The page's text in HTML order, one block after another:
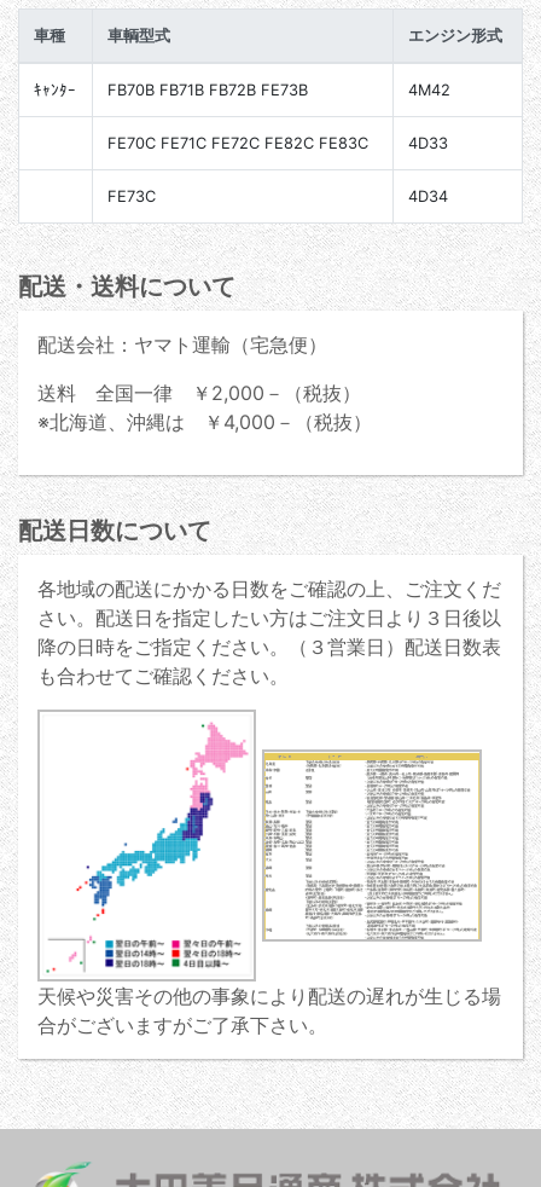
車種 車輌型式 エンジン形式
ｷｬﾝﾀｰ FB70B FB71B FB72B FE73B 4M42
FE70C FE71C FE72C FE82C FE83C 4D33
FE73C 4D34
配送・送料について
配送会社：ヤマト運輸（宅急便）
送料 全国一律 ￥2,000－（税抜）
※北海道、沖縄は ￥4,000－（税抜）
配送日数について
各地域の配送にかかる日数をご確認の上、ご注文くだ
さい。配送日を指定したい方はご注文日より３日後以
降の日時をご指定ください。（３営業日）配送日数表
も合わせてご確認ください。
天候や災害その他の事象により配送の遅れが生じる場
合がございますがご了承下さい。